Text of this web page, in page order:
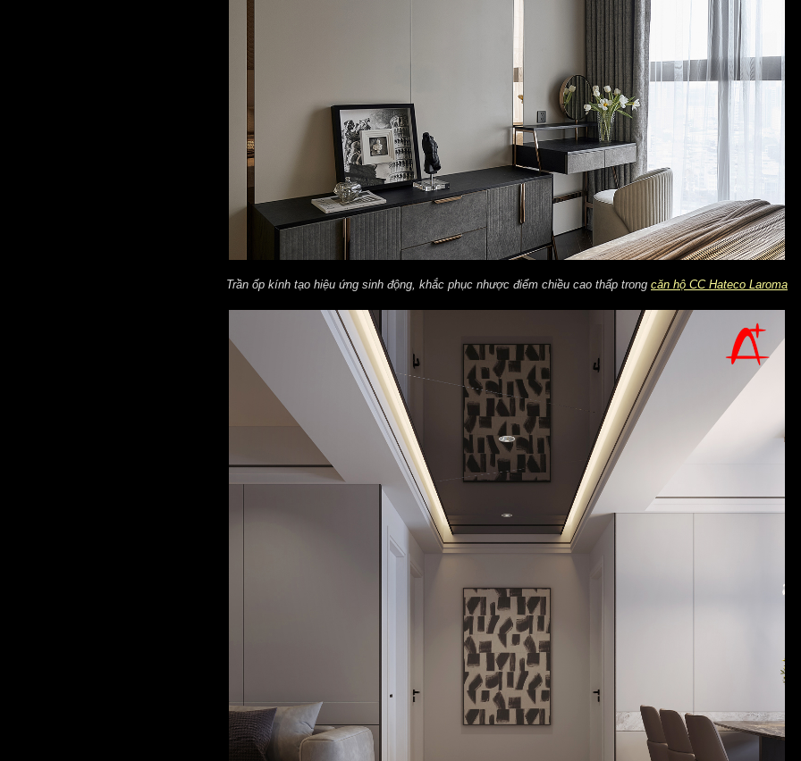
Trần ốp kính tạo hiệu ứng sinh động, khắc phục nhược điểm chiều cao thấp trong căn hộ CC Hateco Laroma